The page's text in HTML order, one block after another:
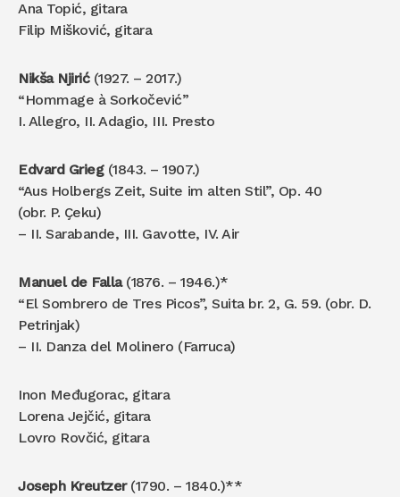
Ana Topić, gitara
Filip Mišković, gitara
Nikša Njirić(1927. – 2017.)
“Hommage à Sorkočević”
I. Allegro, II. Adagio, III. Presto
Edvard Grieg(1843. – 1907.)
“Aus Holbergs Zeit, Suite im alten Stil”, Op. 40
(obr. P. Çeku)
– II. Sarabande, III. Gavotte, IV. Air
Manuel de Falla(1876. – 1946.)*
“El Sombrero de Tres Picos”, Suita br. 2, G. 59. (obr. D.
Petrinjak)
– II. Danza del Molinero (Farruca)
Inon Međugorac, gitara
Lorena Jejčić, gitara
Lovro Rovčić, gitara
Joseph Kreutzer(1790. – 1840.)**